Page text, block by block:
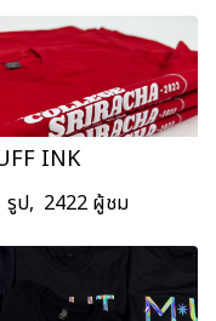
INK
รูป, 2422 ผู้ชม